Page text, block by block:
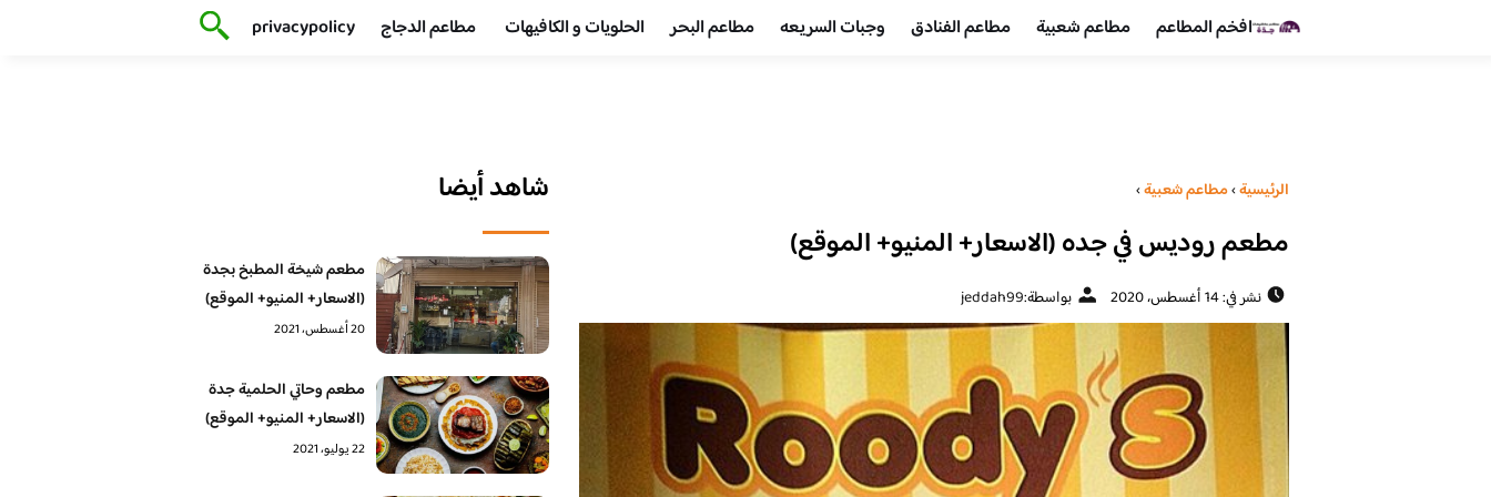
افخم المطاعم مطاعم شعبية مطاعم الفنادق وجبات السريعه مطاعم البحر الحلويات و الكافيهات ‎ مطاعم الدجاج privacypolicy
الرئيسية›مطاعم شعبية›
مطعم روديس في جده (الاسعار+ المنيو+ الموقع)
نشر في: 14 أغسطس، 2020 بواسطة:jeddah99
شاهد أيضا
مطعم شيخة المطبخ بجدة
(الاسعار+ المنيو+ الموقع)
20 أغسطس، 2021
مطعم وحاتي الحلمية جدة
(الاسعار+ المنيو+ الموقع)
22 يوليو، 2021